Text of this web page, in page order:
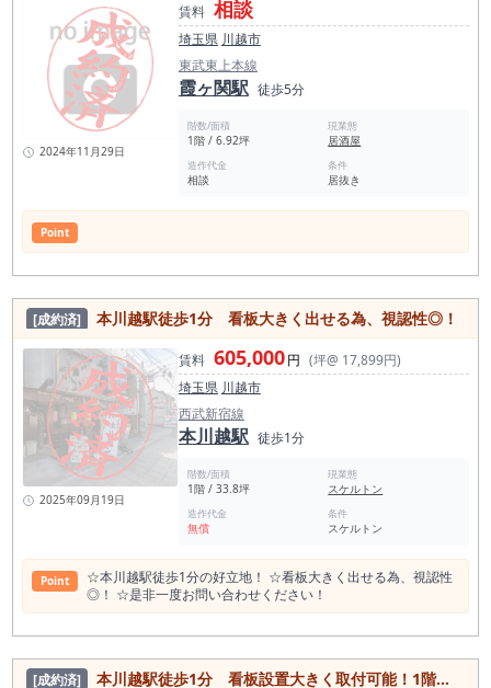
2024年11月29日
賃料 相談
埼玉県 川越市
東武東上本線
霞ヶ関駅 徒歩5分
階数/面積
1階 / 6.92坪
現業態
居酒屋
造作代金
相談
条件
居抜き
Point
[成約済] 本川越駅徒歩1分 看板大きく出せる為、視認性◎！
2025年09月19日
賃料 605,000円 (坪@ 17,899円)
埼玉県 川越市
西武新宿線
本川越駅 徒歩1分
階数/面積
1階 / 33.8坪
現業態
スケルトン
造作代金
無償
条件
スケルトン
Point
☆本川越駅徒歩1分の好立地！ ☆看板大きく出せる為、視認性
◎！ ☆是非一度お問い合わせください！
[成約済] 本川越駅徒歩1分 看板設置大きく取付可能！1階路面のスケルトン物件！